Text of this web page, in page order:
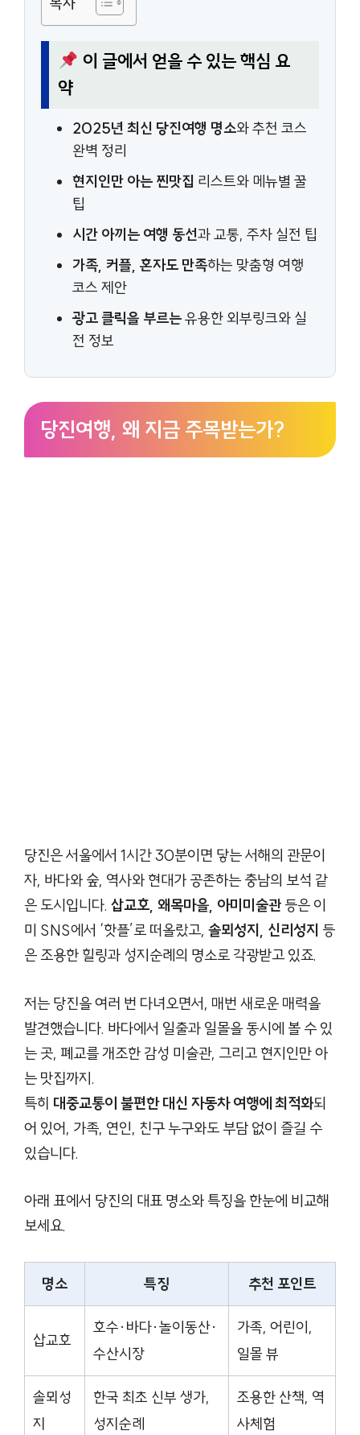
목차
이 글에서 얻을 수 있는 핵심 요
약
2025년 최신 당진여행 명소와 추천 코스
완벽 정리
현지인만 아는 찐맛집 리스트와 메뉴별 꿀
팁
시간 아끼는 여행 동선과 교통, 주차 실전 팁
가족, 커플, 혼자도 만족하는 맞춤형 여행
코스 제안
광고 클릭을 부르는유용한 외부링크와 실
전 정보
당진여행, 왜 지금 주목받는가?
당진은 서울에서 1시간 30분이면 닿는 서해의 관문이
자, 바다와 숲, 역사와 현대가 공존하는 충남의 보석 같
은 도시입니다. 삽교호, 왜목마을, 아미미술관 등은 이
미 SNS에서 ‘핫플’로 떠올랐고, 솔뫼성지, 신리성지 등
은 조용한 힐링과 성지순례의 명소로 각광받고 있죠.
저는 당진을 여러 번 다녀오면서, 매번 새로운 매력을
발견했습니다. 바다에서 일출과 일몰을 동시에 볼 수 있
는 곳, 폐교를 개조한 감성 미술관, 그리고 현지인만 아
는 맛집까지.
특히 대중교통이 불편한 대신 자동차 여행에 최적화되
어 있어, 가족, 연인, 친구 누구와도 부담 없이 즐길 수
있습니다.
아래 표에서 당진의 대표 명소와 특징을 한눈에 비교해
보세요.
명소 특징 추천 포인트
삽교호
호수·바다·놀이동산·
수산시장
가족, 어린이,
일몰 뷰
솔뫼성
지
한국 최초 신부 생가,
성지순례
조용한 산책, 역
사체험